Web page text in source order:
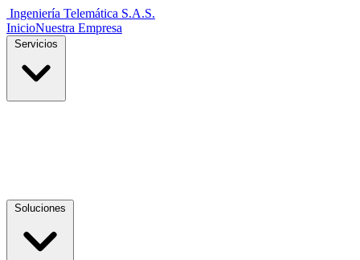
Ingeniería Telemática S.A.S.
InicioNuestra Empresa